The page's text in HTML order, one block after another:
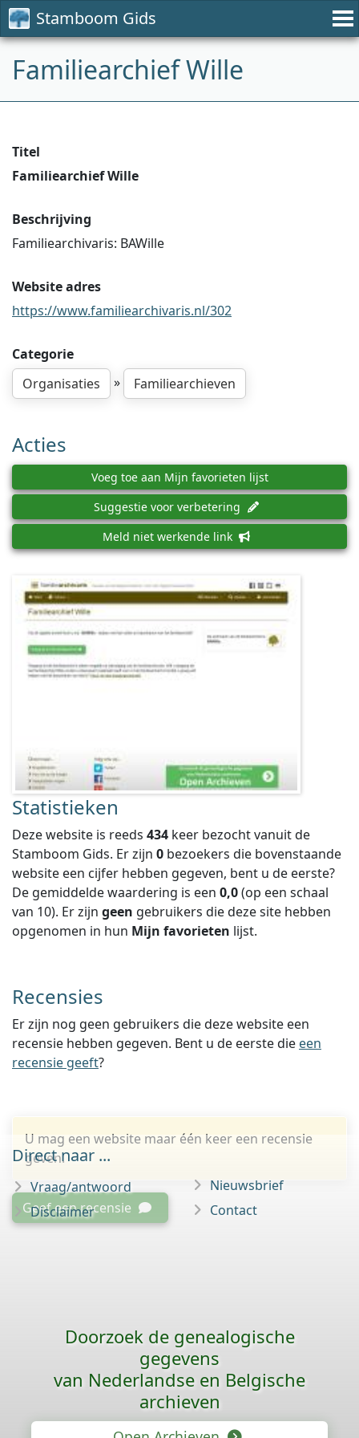
Stamboom Gids
Familiearchief Wille
Titel
Familiearchief Wille
Beschrijving
Familiearchivaris: BAWille
Website adres
https://www.familiearchivaris.nl/302
Categorie
Organisaties
» Familiearchieven
Acties
Voeg toe aan Mijn favorieten lijst
Suggestie voor verbetering
Meld niet werkende link
Statistieken
Deze website is reeds 434 keer bezocht vanuit de
Stamboom Gids. Er zijn 0 bezoekers die bovenstaande
website een cijfer hebben gegeven, bent u de eerste?
De gemiddelde waardering is een 0,0(op een schaal
van 10). Er zijn geen gebruikers die deze site hebben
opgenomen in hun Mijn favorieten lijst.
Recensies
Er zijn nog geen gebruikers die deze website een
recensie hebben gegeven. Bent u de eerste die een
recensie geeft?
U mag een website maar één keer een recensie
geven.
Geef een recensie
Direct naar ...
Vraag/antwoord
Disclaimer
Nieuwsbrief
Contact
Doorzoek de genealogische
gegevens
van Nederlandse en Belgische
archieven